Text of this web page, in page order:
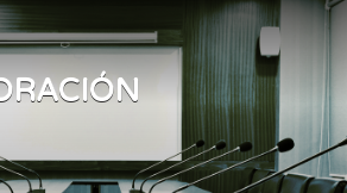
Consumo y Comercial